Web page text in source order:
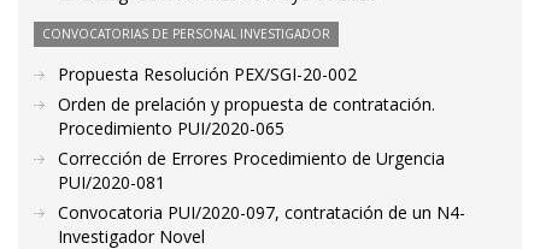
CONVOCATORIAS DE PERSONAL INVESTIGADOR
Propuesta Resolución PEX/SGI-20-002
Orden de prelación y propuesta de contratación.
Procedimiento PUI/2020-065
Corrección de Errores Procedimiento de Urgencia
PUI/2020-081
Convocatoria PUI/2020-097, contratación de un N4-
Investigador Novel